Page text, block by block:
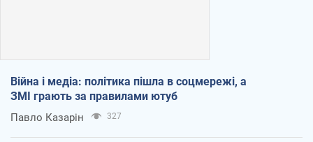
Війна і медіа: політика пішла в соцмережі, а
ЗМІ грають за правилами ютуб
Павло Казарін 327